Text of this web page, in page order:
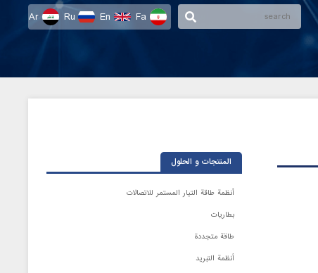
Fa
En
Ru
Ar
المنتجات و الحلول
أنظمة طاقة التيار المستمر للاتصالات
بطاريات
طاقة متجددة
أنظمة التبريد